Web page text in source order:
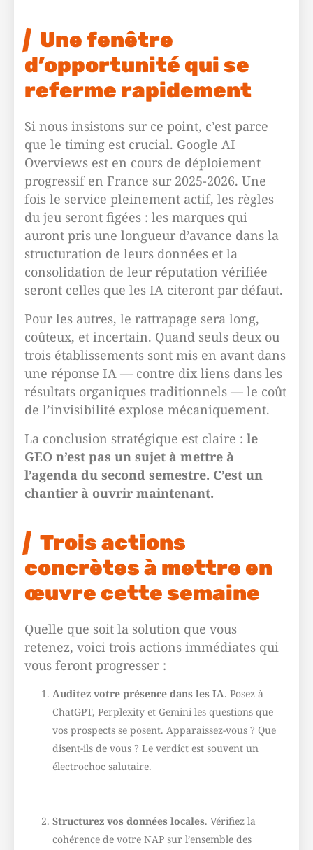
Une fenêtre
d’opportunité qui se
referme rapidement
Si nous insistons sur ce point, c’est parce
que le timing est crucial. Google AI
Overviews est en cours de déploiement
progressif en France sur 2025-2026. Une
fois le service pleinement actif, les règles
du jeu seront figées : les marques qui
auront pris une longueur d’avance dans la
structuration de leurs données et la
consolidation de leur réputation vérifiée
seront celles que les IA citeront par défaut.
Pour les autres, le rattrapage sera long,
coûteux, et incertain. Quand seuls deux ou
trois établissements sont mis en avant dans
une réponse IA — contre dix liens dans les
résultats organiques traditionnels — le coût
de l’invisibilité explose mécaniquement.
La conclusion stratégique est claire : le
GEO n’est pas un sujet à mettre à
l’agenda du second semestre. C’est un
chantier à ouvrir maintenant.
Trois actions
concrètes à mettre en
œuvre cette semaine
Quelle que soit la solution que vous
retenez, voici trois actions immédiates qui
vous feront progresser :
Auditez votre présence dans les IA. Posez à
ChatGPT, Perplexity et Gemini les questions que
vos prospects se posent. Apparaissez-vous ? Que
disent-ils de vous ? Le verdict est souvent un
électrochoc salutaire.
Structurez vos données locales. Vérifiez la
cohérence de votre NAP sur l’ensemble des